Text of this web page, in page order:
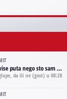
Te stoga zakljucujem da je Tom Waits Lady Gaga muzike namrstenih, ma
da ili ne (gost) u 08:28